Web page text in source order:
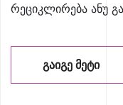
რეციკლირება ანუ
ᲒᲐᲘᲒᲔ ᲛᲔᲢᲘ